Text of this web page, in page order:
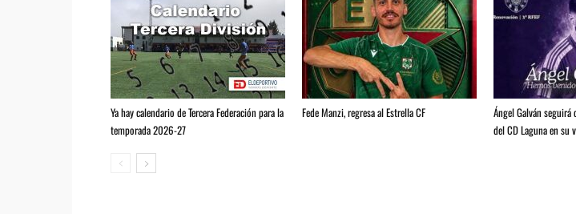
Ya hay calendario de Tercera Federación para la
temporada 2026-27
Fede Manzi, regresa al Estrella CF
Ángel Galván
del CD Laguna en su